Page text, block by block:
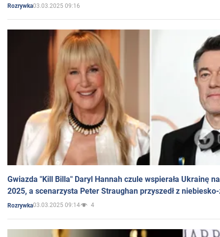
Rozrywka03.03.2025 09:16
Gwiazda "Kill Billa" Daryl Hannah czule wspierała Ukrainę
2025, a scenarzysta Peter Straughan przyszedł z
Rozrywka03.03.2025 09:14 4